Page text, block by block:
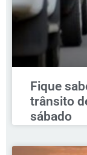
Fique
trânsito
sábado